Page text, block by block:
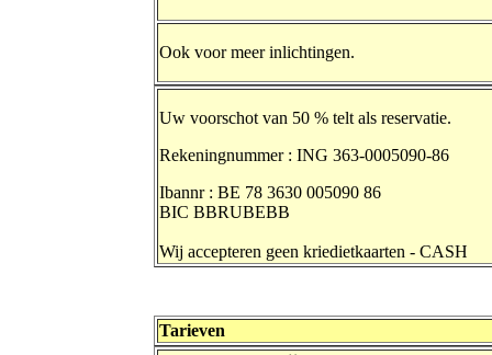
Ook voor meer inlichtingen.
Uw voorschot van 50 % telt als reservatie.
Rekeningnummer : ING 363-0005090-86
Ibannr : BE 78 3630 005090 86
BIC BBRUBEBB
Wij accepteren geen kriedietkaarten - CASH
Tarieven